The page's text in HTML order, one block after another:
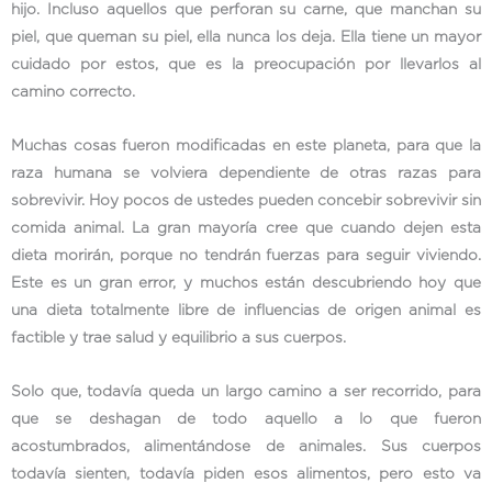
hijo. Incluso aquellos que perforan su carne, que manchan su
piel, que queman su piel, ella nunca los deja. Ella tiene un mayor
cuidado por estos, que es la preocupación por llevarlos al
camino correcto.
Muchas cosas fueron modificadas en este planeta, para que la
raza humana se volviera dependiente de otras razas para
sobrevivir. Hoy pocos de ustedes pueden concebir sobrevivir sin
comida animal. La gran mayoría cree que cuando dejen esta
dieta morirán, porque no tendrán fuerzas para seguir viviendo.
Este es un gran error, y muchos están descubriendo hoy que
una dieta totalmente libre de influencias de origen animal es
factible y trae salud y equilibrio a sus cuerpos.
Solo que, todavía queda un largo camino a ser recorrido, para
que se deshagan de todo aquello a lo que fueron
acostumbrados, alimentándose de animales. Sus cuerpos
todavía sienten, todavía piden esos alimentos, pero esto va